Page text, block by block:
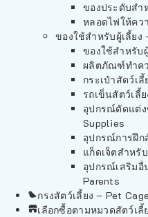
ของประดับสำ
หลอดไฟให้คว
ของใช้สำหรับผู้เลี้ยง
ของใช้สำหรับ
ผลิตภัณฑ์ทำค
กระเป๋าสัตว์เ
รถเข็นสัตว์เลี้
อุปกรณ์ตัดแต่ง
Supplies
อุปกรณ์การฝึก
แก็ดเจ็ตสำหรั
อุปกรณ์เสริมอื่
Parents
กรงสัตว์เลี้ยง – Pet
เลือกซื้อตามหมวดสัตว์เลี้